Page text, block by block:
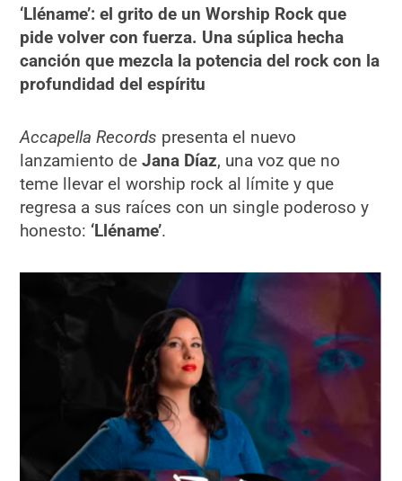
‘Lléname’: el grito de un Worship Rock que
pide volver con fuerza. Una súplica hecha
canción que mezcla la potencia del rock con la
profundidad del espíritu
Accapella Records presenta el nuevo
lanzamiento deJana Díaz, una voz que no
teme llevar el worship rock al límite y que
regresa a sus raíces con un single poderoso y
honesto: ‘Lléname’.